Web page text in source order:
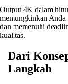
Output 4K dalam
memungkinkan Anda
dan memenuhi
kualitas.
Dari
Langkah